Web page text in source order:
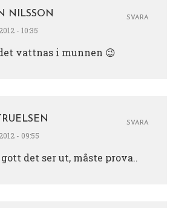
NILSSON
- 10:35
vattnas i munnen 😉
SVARA
- 09:55
det ser ut, måste prova..
SVARA